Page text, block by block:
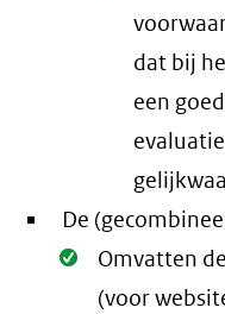
dat bij
een
De
Oké.
Omvatten
(voor